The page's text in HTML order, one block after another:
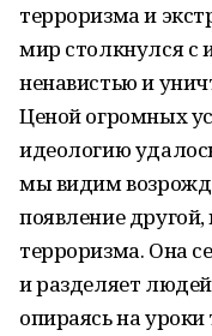
терроризма и
мир столкнулся с
ненавистью и
Ценой огромных
идеологию
мы видим
появление
терроризма. Она
и разделяет
опираясь на